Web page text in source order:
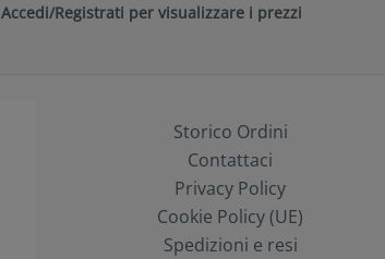
Accedi/Registrati per visualizzare i prezzi
Storico Ordini
Contattaci
Privacy Policy
Cookie Policy (UE)
Spedizioni e resi